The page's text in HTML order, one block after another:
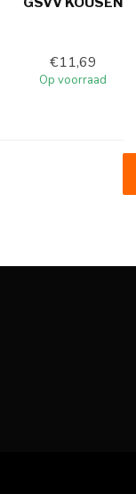
€11,69
Op voorraad